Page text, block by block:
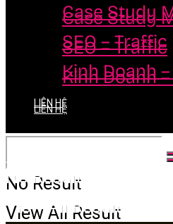
Case Study
SEO – Traffic
Kinh Doanh
LIÊN HỆ
No Result
View All Result
Case Study
SEO – Traffic
Kinh Doanh
LIÊN HỆ
No Result
View All Result